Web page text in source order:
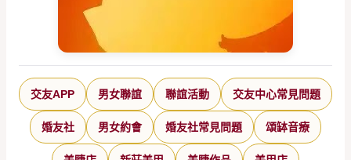
交友APP 男女聯誼 聯誼活動 交友中心常見問題
婚友社 男女約會 婚友社常見問題 頌缽音療